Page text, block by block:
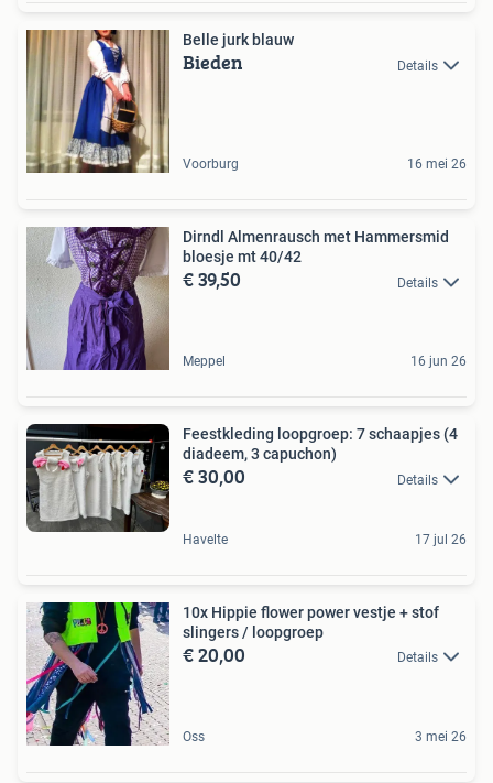
Belle jurk blauw
Bieden Details
Voorburg 16 mei 26
Dirndl Almenrausch met Hammersmid
bloesje mt 40/42
€ 39,50 Details
Meppel 16 jun 26
Feestkleding loopgroep: 7 schaapjes (4
diadeem, 3 capuchon)
€ 30,00 Details
Havelte 17 jul 26
10x Hippie flower power vestje + stof
slingers / loopgroep
€ 20,00 Details
Oss 3 mei 26